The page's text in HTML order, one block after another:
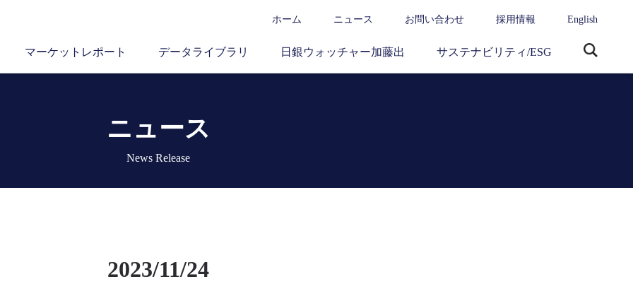
ホーム ニュース お問い合わせ 採用情報 English
マーケットレポート データライブラリ 日銀ウォッチャー加藤出 サステナビリティ/ESG
ニュース
News Release
2023/11/24